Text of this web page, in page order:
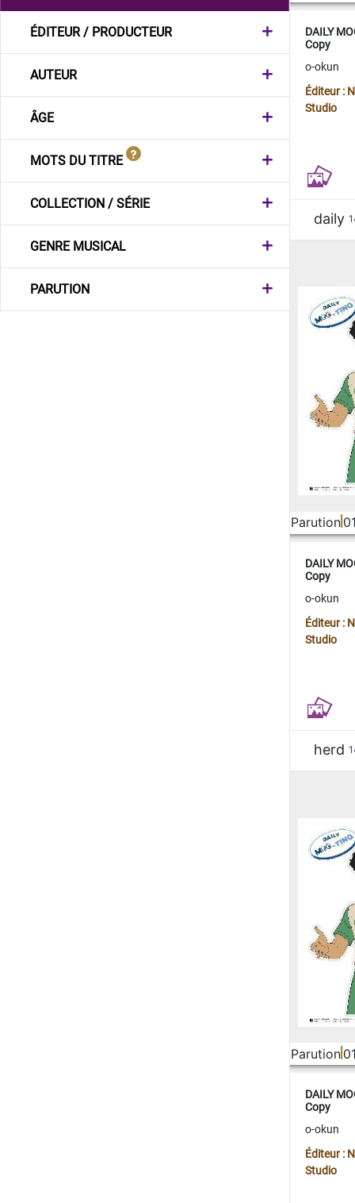
ÉDITEUR / PRODUCTEUR
AUTEUR
ÂGE
MOTS DU TITRE
COLLECTION / SÉRIE
GENRE MUSICAL
PARUTION
DAILY
Copy
o-okun
Éditeur :
Studio
daily
Parution
DAILY
Copy
o-okun
Éditeur :
Studio
herd
Parution
DAILY
Copy
o-okun
Éditeur :
Studio